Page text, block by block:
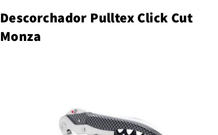
Descorchador Pulltex Click Cut
Monza